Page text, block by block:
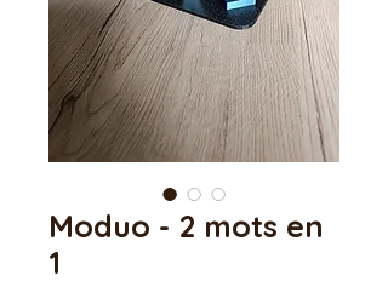
Moduo - 2 mots en
1